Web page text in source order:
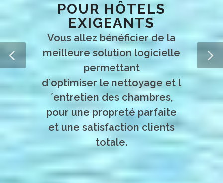
POUR HÔTELS
EXIGEANTS
Vous allez bénéficier de la
meilleure solution logicielle
permettant
d´optimiser le nettoyage et l
´entretien des chambres,
pour une propreté parfaite
et une satisfaction clients
totale.